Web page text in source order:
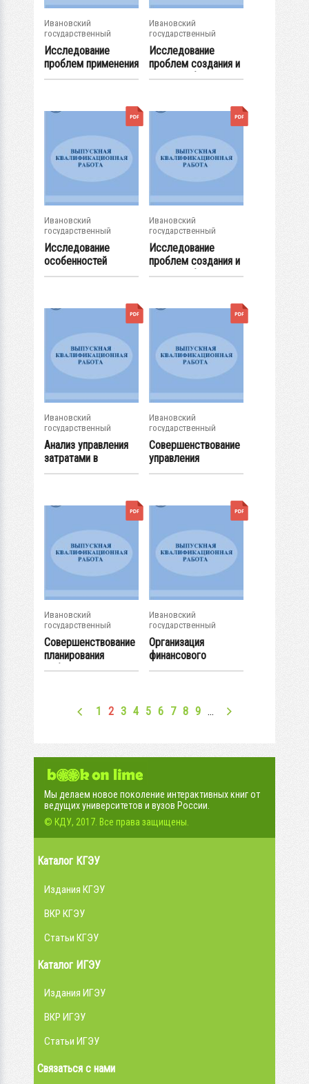
Ивановский
государственный
энергетический...
Исследование
проблем применения
интернет-...
Ивановский
государственный
энергетический...
Исследование
проблем создания и
развития бренда...
Ивановский
государственный
энергетический...
Исследование
особенностей
принятия
Ивановский
государственный
энергетический...
Исследование
проблем создания и
развития бренда...
Ивановский
государственный
энергетический...
Анализ управления
затратами в
организации...
Ивановский
государственный
энергетический...
Совершенствование
управления
основными
Ивановский
государственный
энергетический...
Совершенствование
планирования
себестоимости...
Ивановский
государственный
энергетический...
Организация
финансового
менеджмента в
1 2 3 4 5 6 7 8 9 …
Мы делаем новое поколение интерактивных книг от
ведущих университетов и вузов России.
© КДУ, 2017. Все права защищены.
Каталог КГЭУ
Издания КГЭУ
ВКР КГЭУ
Статьи КГЭУ
Каталог ИГЭУ
Издания ИГЭУ
ВКР ИГЭУ
Статьи ИГЭУ
Связаться с нами